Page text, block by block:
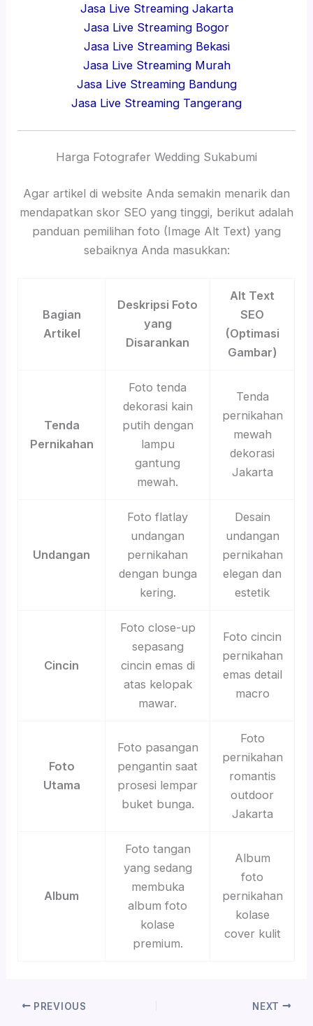
Jasa Live Streaming Jakarta
Jasa Live Streaming Bogor
Jasa Live Streaming Bekasi
Jasa Live Streaming Murah
Jasa Live Streaming Bandung
Jasa Live Streaming Tangerang
Harga Fotografer Wedding Sukabumi
Agar artikel di website Anda semakin menarik dan
mendapatkan skor SEO yang tinggi, berikut adalah
panduan pemilihan foto (Image Alt Text) yang
sebaiknya Anda masukkan:
Bagian
Artikel
Deskripsi Foto
yang
Disarankan
Alt Text
SEO
(Optimasi
Gambar)
Tenda
Pernikahan
Foto tenda
dekorasi kain
putih dengan
lampu
gantung
mewah.
Tenda
pernikahan
mewah
dekorasi
Jakarta
Undangan
Foto flatlay
undangan
pernikahan
dengan bunga
kering.
Desain
undangan
pernikahan
elegan dan
estetik
Cincin
Foto close-up
sepasang
cincin emas di
atas kelopak
mawar.
Foto cincin
pernikahan
emas detail
macro
Foto
Utama
Foto pasangan
pengantin saat
prosesi lempar
buket bunga.
Foto
pernikahan
romantis
outdoor
Jakarta
Album
Foto tangan
yang sedang
membuka
album foto
kolase
premium.
Album
foto
pernikahan
kolase
cover kulit
PREVIOUS NEXT